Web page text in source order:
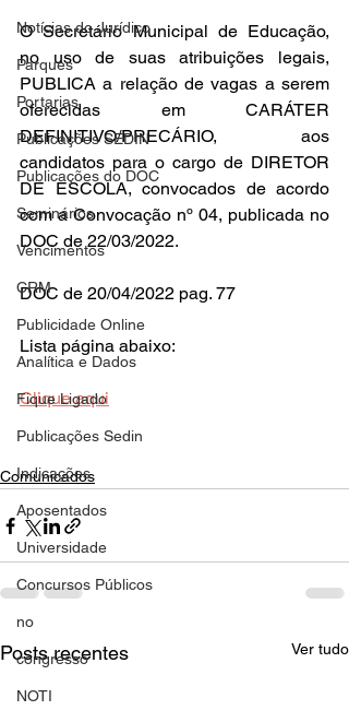
Notícias do Jurídico
Parques
Portarias
Publicações SEDIN
Publicações do DOC
Seminários
Vencimentos
CRM
Publicidade Online
Analítica e Dados
Fique Ligado
Publicações Sedin
Indicações
Aposentados
Universidade
Concursos Públicos
no
congresso
NOTI
O Secretário Municipal de Educação,
no uso de suas atribuições legais,
PUBLICA a relação de vagas a serem
oferecidas em CARÁTER
DEFINITIVO/PRECÁRIO, aos
candidatos para o cargo de DIRETOR
DE ESCOLA, convocados de acordo
com a Convocação nº 04, publicada no
DOC de 22/03/2022.
DOC de 20/04/2022 pag. 77
Lista página abaixo:
Clique aqui
Comunicados
Posts recentes Ver tudo